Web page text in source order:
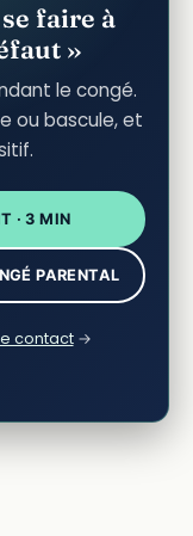
faire à
»
le congé.
ou bascule, et
· 3 MIN
PARENTAL
contact→